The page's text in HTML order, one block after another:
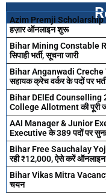
Azim Premji Scholarship
हज़ार ऑनलाइन शुरू
Bihar Mining Constable
सिपाही भर्ती, सूचना जारी
Bihar Anganwadi
सहायक क्रेच वर्कर के पदों पर
Bihar DElEd Counselling
College Allotment की पूरी
AAI Manager & Junior
Executive के 389 पदों पर
Bihar Free Sauchalay
रही ₹12,000, ऐसे करें
Bihar Vikas Mitra Vacancy
चयन